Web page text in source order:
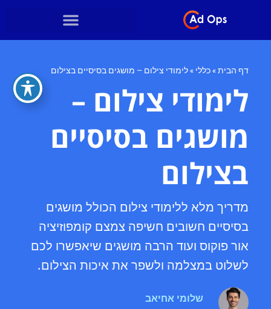
דף הבית»כללי »לימודי צילום – מושגים בסיסיים בצילום
לימודי צילום –
מושגים בסיסיים
בצילום
מדריך מלא ללימודי צילום הכולל מושגים
בסיסיים חשובים חשיפה צמצם קומפוזיציה
אור פוקוס ועוד הרבה מושגים שיאפשרו לכם
לשלוט במצלמה ולשפר את איכות הצילום.
שלומי אחיאב